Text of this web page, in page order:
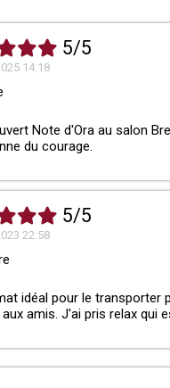
5/5
14:18
Note d'Ora au salon
du courage.
5/5
22:58
idéal pour le transporter
amis. J'ai pris relax qui